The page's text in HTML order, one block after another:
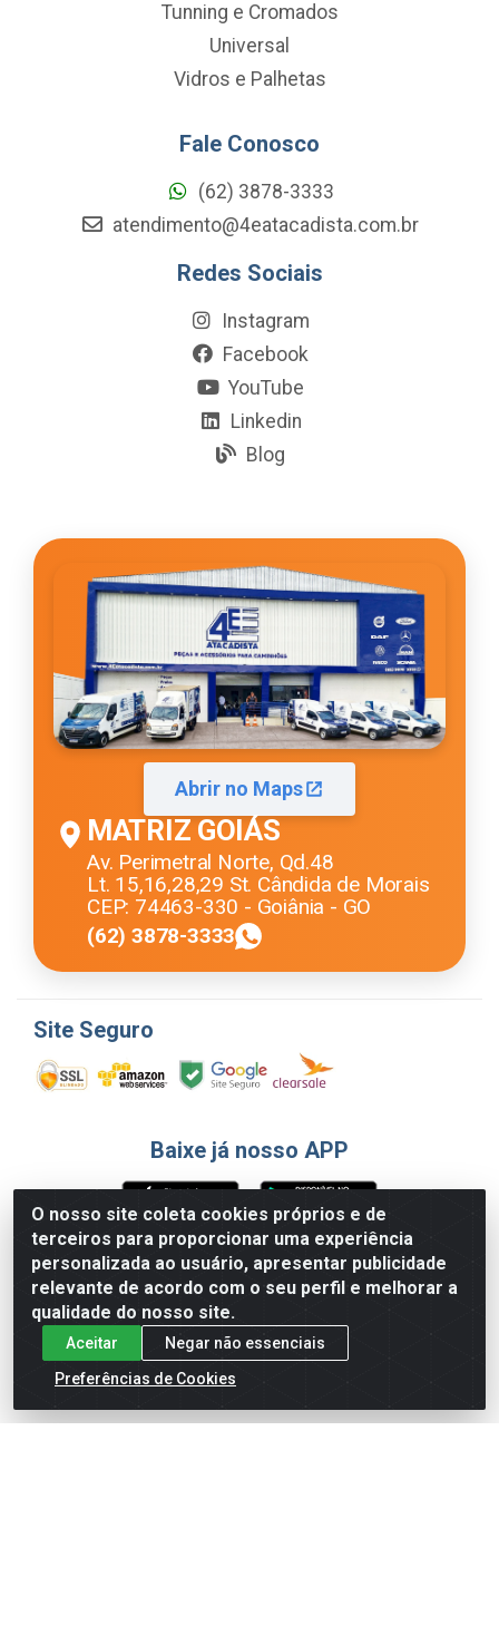
O nosso site coleta cookies próprios e de
terceiros para proporcionar uma experiência
personalizada ao usuário, apresentar publicidade
relevante de acordo com o seu perfil e melhorar a
qualidade do nosso site.
Aceitar
Negar não essenciais
Preferências de Cookies
Tunning e Cromados
Universal
Vidros e Palhetas
Fale Conosco
(62) 3878-3333
atendimento@4eatacadista.com.br
Redes Sociais
Instagram
Facebook
YouTube
Linkedin
Blog
Abrir no Maps
MATRIZ GOIÁS
Av. Perimetral Norte, Qd.48
Lt. 15,16,28,29 St. Cândida de Morais
CEP: 74463-330 - Goiânia - GO
(62) 3878-3333
Site Seguro
Baixe já nosso APP
Formas de Pagamento